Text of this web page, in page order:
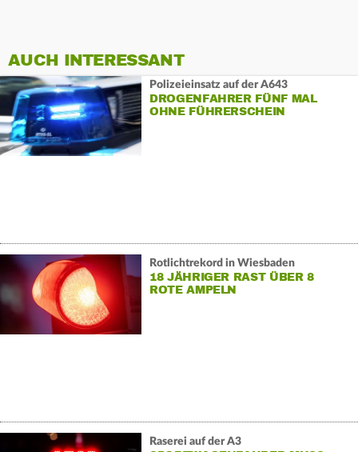
AUCH INTERESSANT
Polizeieinsatz auf der A643
DROGENFAHRER FÜNF MAL
OHNE FÜHRERSCHEIN
Rotlichtrekord in Wiesbaden
18 JÄHRIGER RAST ÜBER 8
ROTE AMPELN
Raserei auf der A3